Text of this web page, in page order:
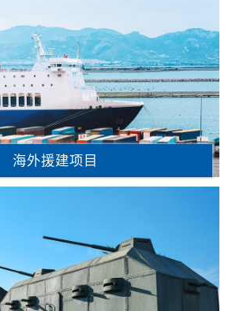
海外援建项目